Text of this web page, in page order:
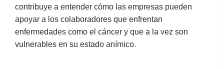
contribuye a entender cómo las empresas pueden
apoyar a los colaboradores que enfrentan
enfermedades como el cáncer y que a la vez son
vulnerables en su estado anímico.